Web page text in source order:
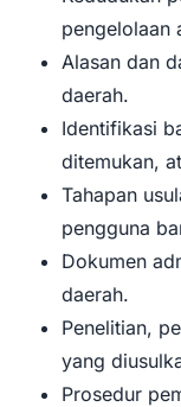
pengelolaan
Alasan dan
daerah.
Identifikasi
ditemukan,
Tahapan
pengguna
Dokumen
daerah.
Penelitian,
yang
Prosedur